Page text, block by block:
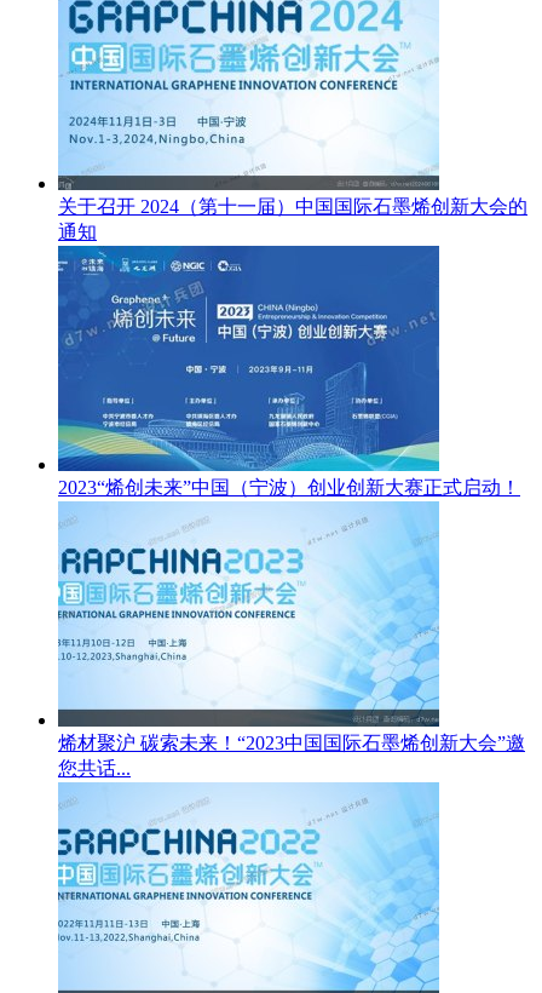
关于召开 2024（第十一届）中国国际石墨烯创新大会的
通知
2023“烯创未来”中国（宁波）创业创新大赛正式启动！
烯材聚沪 碳索未来！“2023中国国际石墨烯创新大会”邀
您共话...